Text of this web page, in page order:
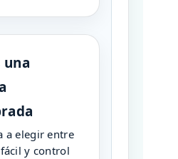
una
a elegir entre
y control